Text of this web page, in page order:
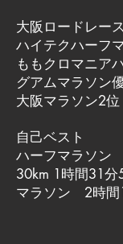
大阪ロードレー
ハイテクハーフ
ももクロマニア
グアムマラソン
大阪マラソン2位
自己ベスト
ハーフマラソ
30km 1時間31分
マラソン 2時間